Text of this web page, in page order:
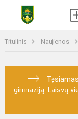
Titulinis Naujienos
gimnaziją. Laisvų